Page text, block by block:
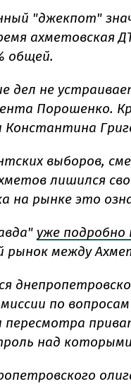
"джекпот"
ахметовская
общей.
дел не
Порошенко.
Константина
выборов,
лишился
на рынке это
уже подробно
рынок между
по
пересмотра
над которыми